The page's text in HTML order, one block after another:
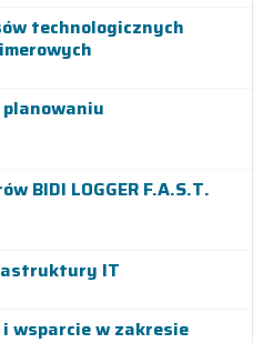
technologicznych
BIDI LOGGER F.A.S.T.
IT
wsparcie w zakresie